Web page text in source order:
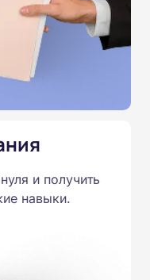
и получить
навыки.